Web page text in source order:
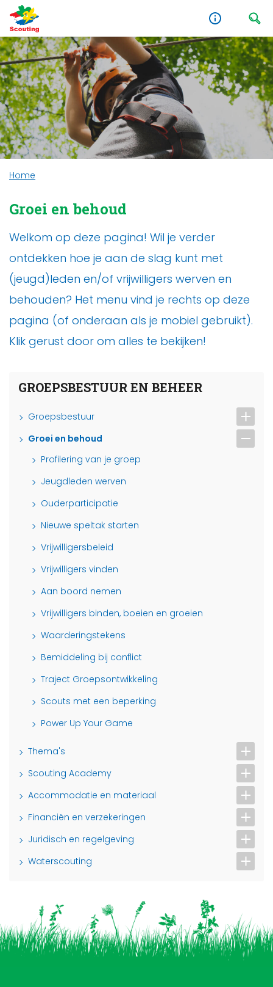
Home
Groei en behoud
Welkom op deze pagina! Wil je verder
ontdekken hoe je aan de slag kunt met
(jeugd)leden en/of vrijwilligers werven en
behouden? Het menu vind je rechts op deze
pagina (of onderaan als je mobiel gebruikt).
Klik gerust door om alles te bekijken!
GROEPSBESTUUR EN BEHEER
Groepsbestuur
Groei en behoud
Profilering van je groep
Jeugdleden werven
Ouderparticipatie
Nieuwe speltak starten
Vrijwilligersbeleid
Vrijwilligers vinden
Aan boord nemen
Vrijwilligers binden, boeien en groeien
Waarderingstekens
Bemiddeling bij conflict
Traject Groepsontwikkeling
Scouts met een beperking
Power Up Your Game
Thema's
Scouting Academy
Accommodatie en materiaal
Financiën en verzekeringen
Juridisch en regelgeving
Waterscouting